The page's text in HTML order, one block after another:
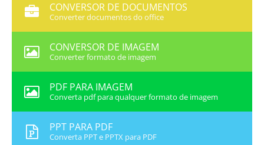
CONVERSOR DE DOCUMENTOS
Converter documentos do office
CONVERSOR DE IMAGEM
Converter formato de imagem
PDF PARA IMAGEM
Converta pdf para qualquer formato de imagem
PPT PARA PDF
Converta PPT e PPTX para PDF